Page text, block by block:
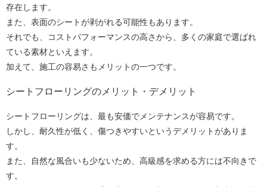
存在します。
また、表面のシートが剥がれる可能性もあります。
それでも、コストパフォーマンスの高さから、多くの家庭で選ばれ
ている素材といえます。
加えて、施工の容易さもメリットの一つです。
シートフローリングのメリット・デメリット
シートフローリングは、最も安価でメンテナンスが容易です。
しかし、耐久性が低く、傷つきやすいというデメリットがありま
す。
また、自然な風合いも少ないため、高級感を求める方には不向きで
す。